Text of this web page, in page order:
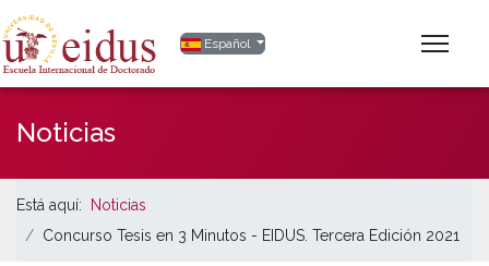
Seleccione su idioma
Español
Noticias
Está aquí:
Noticias
Concurso Tesis en 3 Minutos - EIDUS. Tercera Edición 2021